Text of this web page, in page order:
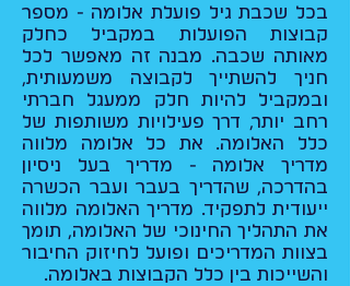
בכל שכבת גיל פועלת אלומה - מספר
קבוצות הפועלות במקביל כחלק
מאותה שכבה. מבנה זה מאפשר לכל
חניך להשתייך לקבוצה משמעותית,
ובמקביל להיות חלק ממעגל חברתי
רחב יותר, דרך פעילויות משותפות של
כלל האלומה. את כל אלומה מלווה
מדריך אלומה - מדריך בעל ניסיון
בהדרכה, שהדריך בעבר ועבר הכשרה
ייעודית לתפקיד. מדריך האלומה מלווה
את התהליך החינוכי של האלומה, תומך
בצוות המדריכים ופועל לחיזוק החיבור
והשייכות בין כלל הקבוצות באלומה.​